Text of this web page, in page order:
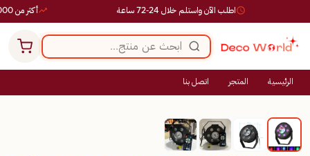
أكثر من 10,000 طلب ناجح اطلب الآن واستلم خلال 24-72 ساعة
الرئيسية المتجر اتصل بنا
-8%